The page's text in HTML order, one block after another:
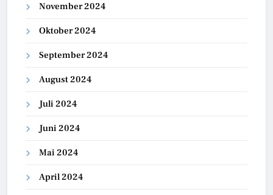
November 2024
Oktober 2024
September 2024
August 2024
Juli 2024
Juni 2024
Mai 2024
April 2024